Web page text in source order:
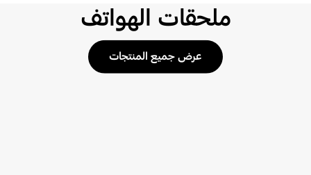
ملحقات الهواتف
عرض جميع المنتجات